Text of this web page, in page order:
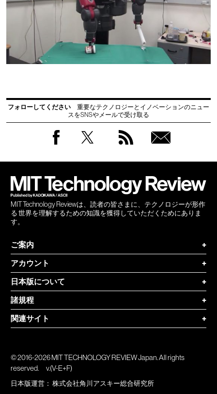
フォローしてください
重要なテクノロジーとイノベーションのニュー
スをSNSやメールで受け取る
MIT Technology Reviewは、読者の皆さまに、テクノロジーが形作
る 世界を理解するための知識を獲得していただくためにありま
す。
ご案内
+
アカウント
+
日本版について
+
諸規程
+
関連サイト
+
© 2016-2026 MIT TECHNOLOGY REVIEW Japan. All rights
reserved.
v.(V-E+F)
日本版運営：株式会社角川アスキー総合研究所